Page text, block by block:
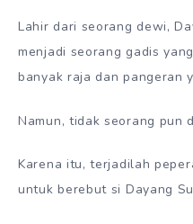
Lahir dari seorang dewi,
menjadi seorang gadis
banyak raja dan pangeran
Namun, tidak seorang pun
Karena itu, terjadilah
untuk berebut si Dayang